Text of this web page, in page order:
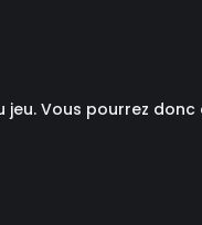
Vous pourrez